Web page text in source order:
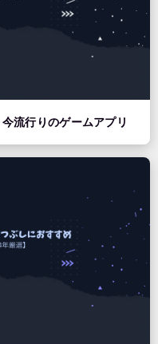
流行りのゲームアプリ